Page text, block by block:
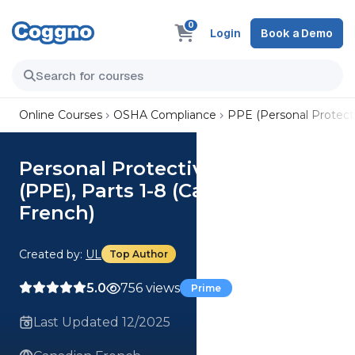
0
Login Book a Demo
Online Courses OSHA Compliance PPE (Personal
Personal Protective Equipment
(PPE), Parts 1-8 (Canadian
French)
Created by: UL Top Author
5.0 756 views Prime
Last Updated 12/2025